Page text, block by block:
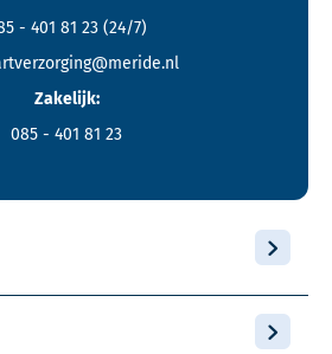
- 401 81 23 (24/7)
Zakelijk:
085 - 401 81 23